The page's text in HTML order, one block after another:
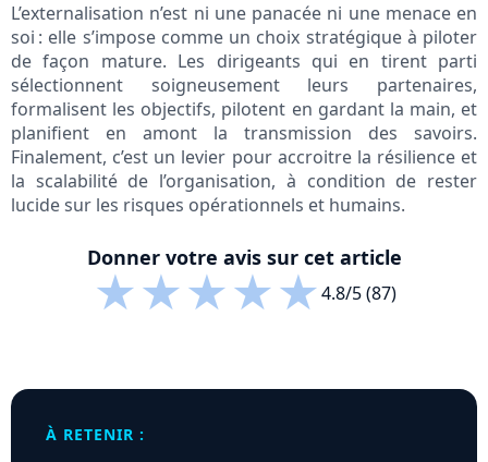
L’externalisation n’est ni une panacée ni une menace en
soi : elle s’impose comme un choix stratégique à piloter
de façon mature. Les dirigeants qui en tirent parti
sélectionnent soigneusement leurs partenaires,
formalisent les objectifs, pilotent en gardant la main, et
planifient en amont la transmission des savoirs.
Finalement, c’est un levier pour accroitre la résilience et
la scalabilité de l’organisation, à condition de rester
lucide sur les risques opérationnels et humains.
Donner votre avis sur cet article
★★★★★4.8/5 (87)
À RETENIR :